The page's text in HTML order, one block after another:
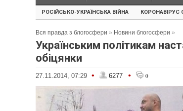
РОСІЙСЬКО-УКРАЇНСЬКА ВІЙНА КОРОНАВІРУС
Вся правда з блогосфери » Новини блогосфери »
Українським політикам
обіцянки
27.11.2014, 07:29 • 6277 • 0